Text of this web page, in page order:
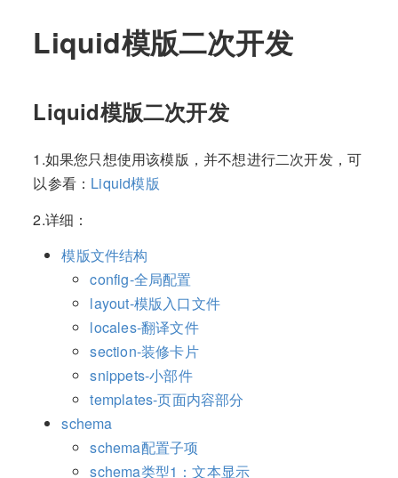
Liquid模版二次开发
Liquid模版二次开发
1.如果您只想使用该模版，并不想进行二次开发，可
以参看： Liquid模版
2.详细：
模版文件结构
config-全局配置
layout-模版入口文件
locales-翻译文件
section-装修卡片
snippets-小部件
templates-页面内容部分
schema
schema配置子项
schema类型1：文本显示